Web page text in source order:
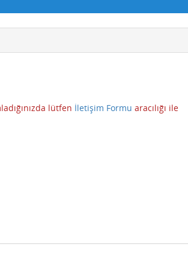
lütfen İletişim Formu aracılığı ile